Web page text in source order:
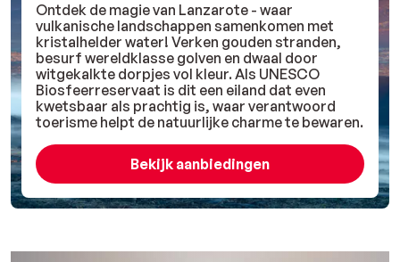
Ontdek de magie van Lanzarote - waar
vulkanische landschappen samenkomen met
kristalhelder water! Verken gouden stranden,
besurf wereldklasse golven en dwaal door
witgekalkte dorpjes vol kleur. Als UNESCO
Biosfeerreservaat is dit een eiland dat even
kwetsbaar als prachtig is, waar verantwoord
toerisme helpt de natuurlijke charme te bewaren.
Bekijk aanbiedingen